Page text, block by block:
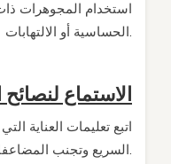
استخدام المجوهرات
الحساسية أو الالتهابات.
الاستماع لنصائح
اتبع تعليمات العناية
السريع وتجنب المضاعفات.